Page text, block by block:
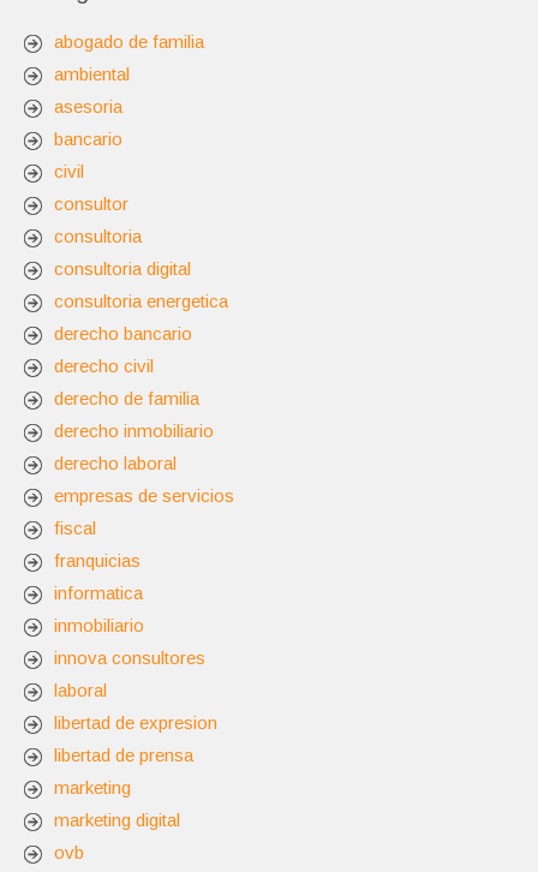
abogado de familia
ambiental
asesoria
bancario
civil
consultor
consultoria
consultoria digital
consultoria energetica
derecho bancario
derecho civil
derecho de familia
derecho inmobiliario
derecho laboral
empresas de servicios
fiscal
franquicias
informatica
inmobiliario
innova consultores
laboral
libertad de expresion
libertad de prensa
marketing
marketing digital
ovb